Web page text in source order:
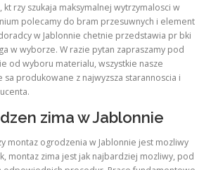
rzy szukaja maksymalnej wytrzymalosci w
polecamy do bram przesuwnych i element
w Jablonnie chetnie przedstawia pr bki
w wyborze. W razie pytan zapraszamy pod
od wyboru materialu, wszystkie nasze
sa produkowane z najwyzsza starannoscia i
zima w Jablonnie
montaz ogrodzenia w Jablonnie jest mozliwy
montaz zima jest jak najbardziej mozliwy, pod